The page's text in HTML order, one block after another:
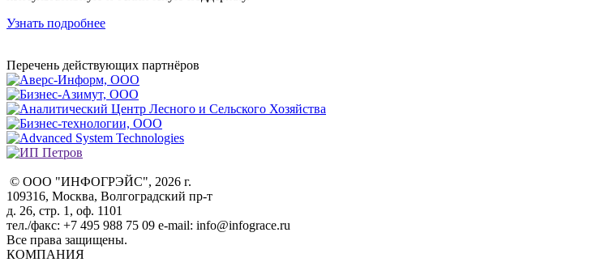
Узнать подробнее
Перечень действующих партнёров
© ООО "ИНФОГРЭЙС", 2026 г.
109316, Москва, Волгоградский пр-т
д. 26, стр. 1, оф. 1101
тел./факс: +7 495 988 75 09 e-mail: info@infograce.ru
Все права защищены.
КОМПАНИЯ